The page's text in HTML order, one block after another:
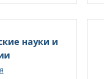
науки и